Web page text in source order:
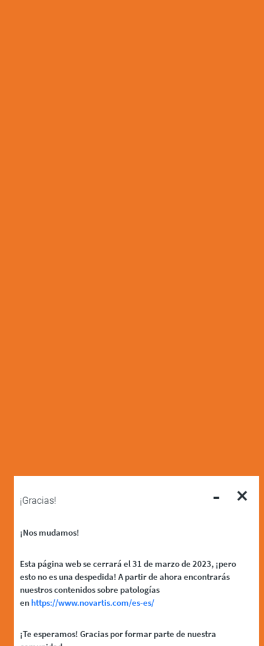
- ×
¡Gracias!
¡Nos mudamos!
Esta página web se cerrará el 31 de marzo de 2023, ¡pero
esto no es una despedida! A partir de ahora encontrarás
nuestros contenidos sobre patologías
enhttps://www.novartis.com/es-es/
¡Te esperamos! Gracias por formar parte de nuestra